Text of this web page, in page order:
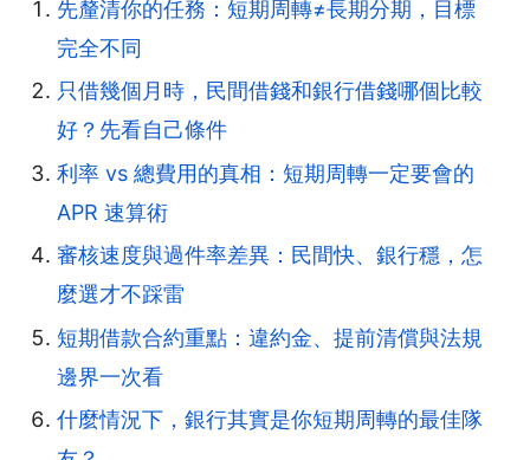
先釐清你的任務：短期周轉≠長期分期，目標
完全不同
只借幾個月時，民間借錢和銀行借錢哪個比較
好？先看自己條件
利率 vs 總費用的真相：短期周轉一定要會的
APR 速算術
審核速度與過件率差異：民間快、銀行穩，怎
麼選才不踩雷
短期借款合約重點：違約金、提前清償與法規
邊界一次看
什麼情況下，銀行其實是你短期周轉的最佳隊